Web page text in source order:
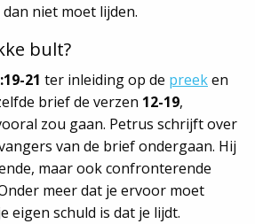
niet moet lijden.
bult?
21 ter inleiding op de preeken
brief de verzen 12-19,
zou gaan. Petrus schrijft over
van de brief ondergaan. Hij
maar ook confronterende
meer dat je ervoor moet
eigen schuld is dat je lijdt.